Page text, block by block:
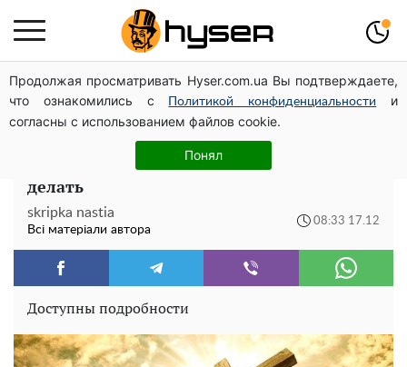
Продолжая просматривать Hyser.com.ua Вы подтверждаете,
что ознакомились с
Политикой конфиденциальности
и
согласны с использованием файлов cookie.
Понял
Його доведеться просто вилити: скільки можна
зберігати бензин у пластиковій каністрі
Святейший православный праздник 17
декабря: что категорически нельзя
делать
skripka nastia
Всі матеріали автора
08:33 17.12
Доступны подробности